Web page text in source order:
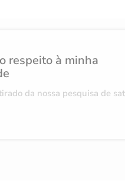
o respeito à minha
da nossa pesquisa de